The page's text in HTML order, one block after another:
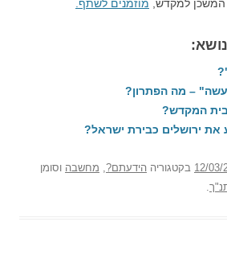
למקדש, מוזמנים לשתף.
– מה הפתרון?
המקדש?
ירושלים כבירת ישראל?
12/03/ בקטגוריה הידעתם? מחשבה וסומן